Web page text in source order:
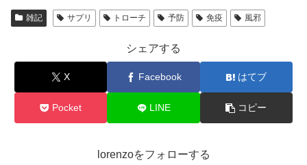
雑記 サプリ トローチ 予防 免疫 風邪
シェアする
X Facebook はてブ
Pocket LINE コピー
lorenzoをフォローする